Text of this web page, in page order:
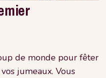
de monde pour fêter
jumeaux. Vous